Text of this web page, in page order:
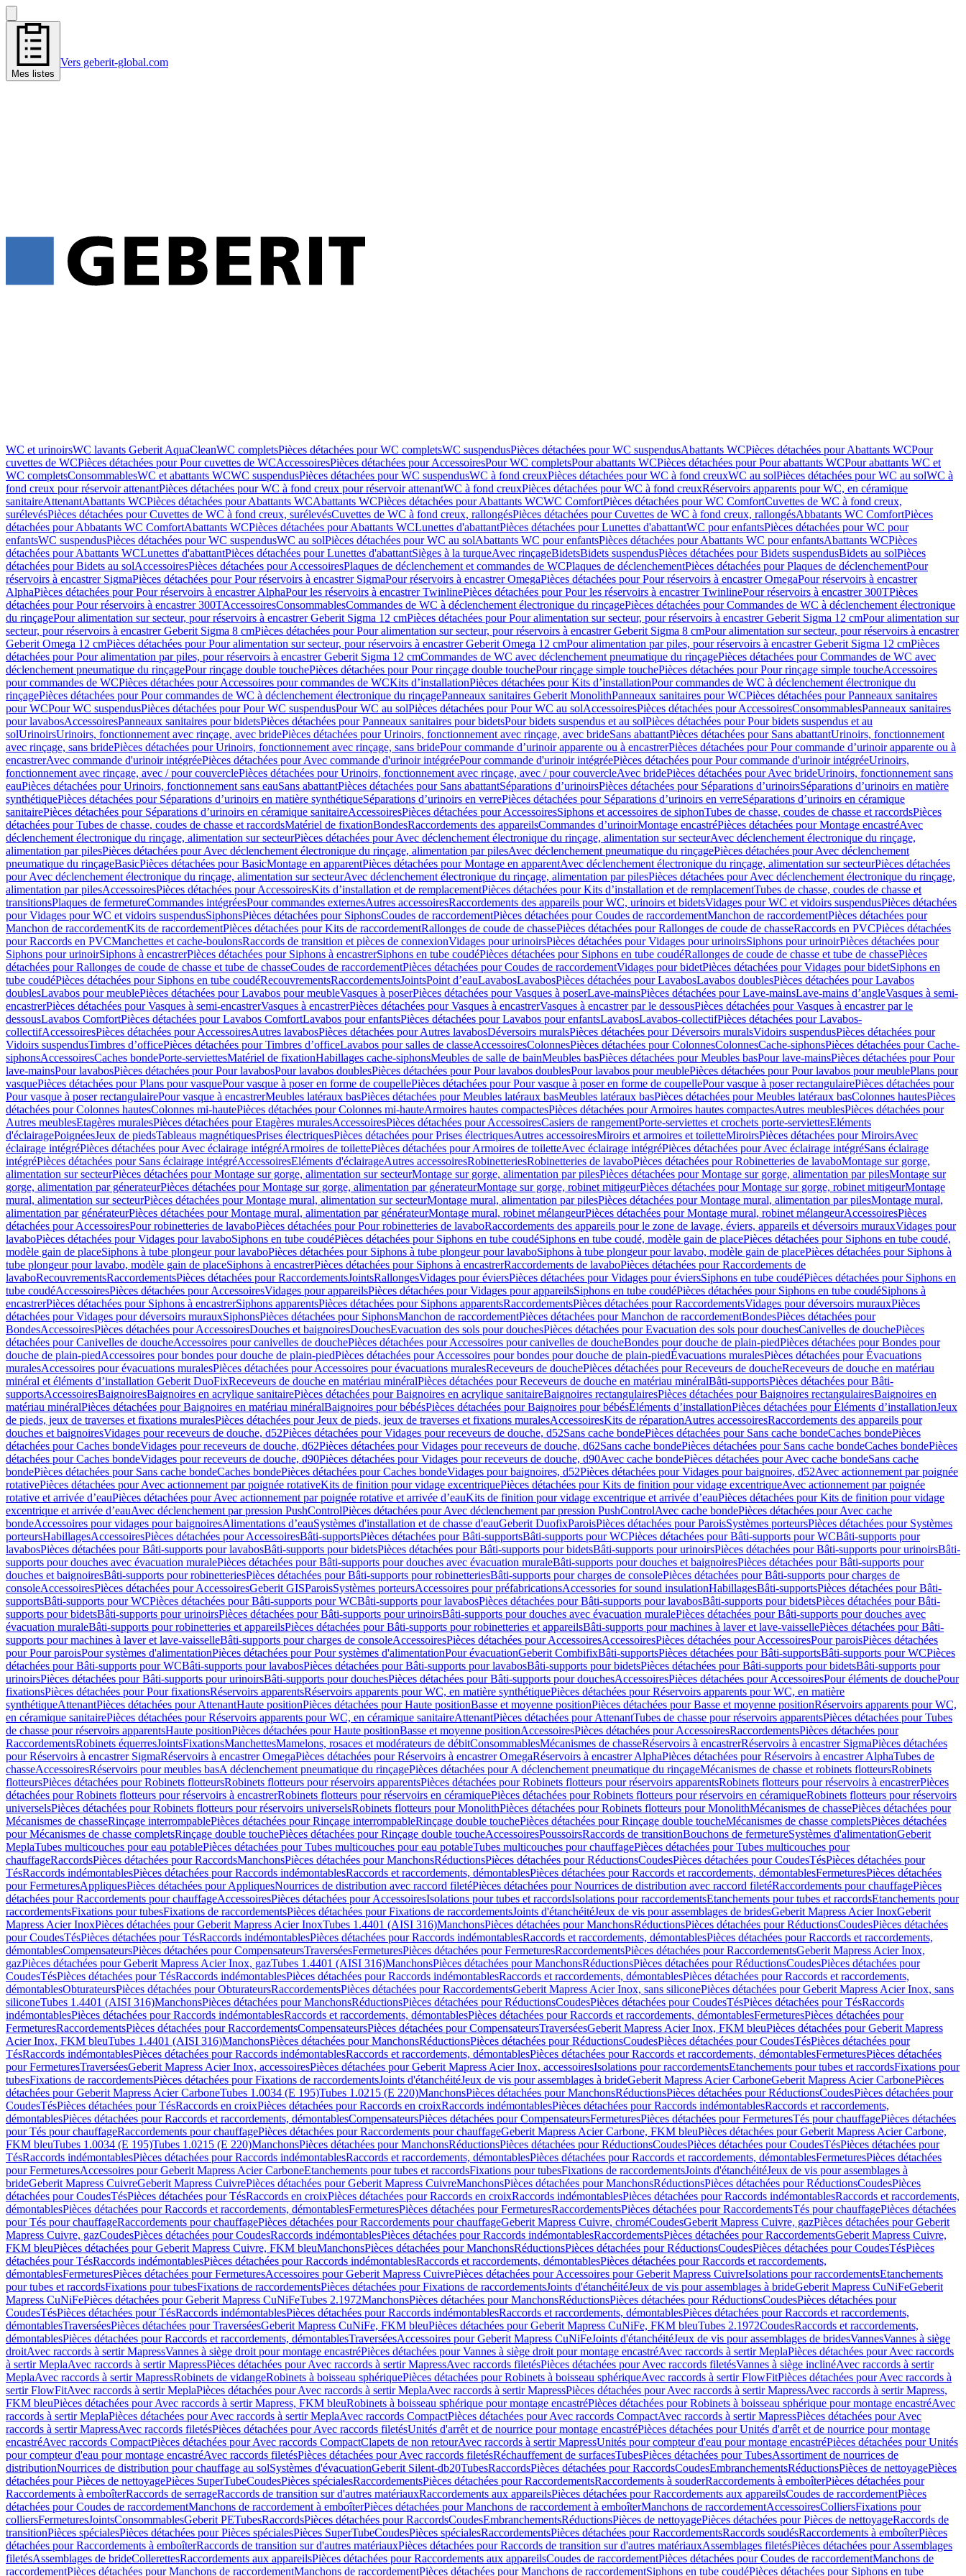
Mes listes
Vers geberit-global.com
WC et urinoirsWC lavants Geberit AquaCleanWC completsPièces détachées pour WC completsWC suspendusPièces détachées pour WC suspendusAbattants WCPièces détachées pour Abattants WCPour
cuvettes de WCPièces détachées pour Pour cuvettes de WCAccessoiresPièces détachées pour AccessoiresPour WC completsPour abattants WCPièces détachées pour Pour abattants WCPour abattants WC et
WC completsConsommablesWC et abattants WCWC suspendusPièces détachées pour WC suspendusWC à fond creuxPièces détachées pour WC à fond creuxWC au solPièces détachées pour WC au solWC à
fond creux pour réservoir attenantPièces détachées pour WC à fond creux pour réservoir attenantWC à fond creuxPièces détachées pour WC à fond creuxRéservoirs apparents pour WC, en céramique
sanitaireAttenantAbattants WCPièces détachées pour Abattants WCAbattants WCPièces détachées pour Abattants WCWC ComfortPièces détachées pour WC ComfortCuvettes de WC à fond creux,
surélevésPièces détachées pour Cuvettes de WC à fond creux, surélevésCuvettes de WC à fond creux, rallongésPièces détachées pour Cuvettes de WC à fond creux, rallongésAbbatants WC ComfortPièces
détachées pour Abbatants WC ComfortAbattants WCPièces détachées pour Abattants WCLunettes d'abattantPièces détachées pour Lunettes d'abattantWC pour enfantsPièces détachées pour WC pour
enfantsWC suspendusPièces détachées pour WC suspendusWC au solPièces détachées pour WC au solAbattants WC pour enfantsPièces détachées pour Abattants WC pour enfantsAbattants WCPièces
détachées pour Abattants WCLunettes d'abattantPièces détachées pour Lunettes d'abattantSièges à la turqueAvec rinçageBidetsBidets suspendusPièces détachées pour Bidets suspendusBidets au solPièces
détachées pour Bidets au solAccessoiresPièces détachées pour AccessoiresPlaques de déclenchement et commandes de WCPlaques de déclenchementPièces détachées pour Plaques de déclenchementPour
réservoirs à encastrer SigmaPièces détachées pour Pour réservoirs à encastrer SigmaPour réservoirs à encastrer OmegaPièces détachées pour Pour réservoirs à encastrer OmegaPour réservoirs à encastrer
AlphaPièces détachées pour Pour réservoirs à encastrer AlphaPour les réservoirs à encastrer TwinlinePièces détachées pour Pour les réservoirs à encastrer TwinlinePour réservoirs à encastrer 300TPièces
détachées pour Pour réservoirs à encastrer 300TAccessoiresConsommablesCommandes de WC à déclenchement électronique du rinçagePièces détachées pour Commandes de WC à déclenchement électronique
du rinçagePour alimentation sur secteur, pour réservoirs à encastrer Geberit Sigma 12 cmPièces détachées pour Pour alimentation sur secteur, pour réservoirs à encastrer Geberit Sigma 12 cmPour alimentation sur
secteur, pour réservoirs à encastrer Geberit Sigma 8 cmPièces détachées pour Pour alimentation sur secteur, pour réservoirs à encastrer Geberit Sigma 8 cmPour alimentation sur secteur, pour réservoirs à encastrer
Geberit Omega 12 cmPièces détachées pour Pour alimentation sur secteur, pour réservoirs à encastrer Geberit Omega 12 cmPour alimentation par piles, pour réservoirs à encastrer Geberit Sigma 12 cmPièces
détachées pour Pour alimentation par piles, pour réservoirs à encastrer Geberit Sigma 12 cmCommandes de WC avec déclenchement pneumatique du rinçagePièces détachées pour Commandes de WC avec
déclenchement pneumatique du rinçagePour rinçage double touchePièces détachées pour Pour rinçage double touchePour rinçage simple touchePièces détachées pour Pour rinçage simple toucheAccessoires
pour commandes de WCPièces détachées pour Accessoires pour commandes de WCKits d’installationPièces détachées pour Kits d’installationPour commandes de WC à déclenchement électronique du
rinçagePièces détachées pour Pour commandes de WC à déclenchement électronique du rinçagePanneaux sanitaires Geberit MonolithPanneaux sanitaires pour WCPièces détachées pour Panneaux sanitaires
pour WCPour WC suspendusPièces détachées pour Pour WC suspendusPour WC au solPièces détachées pour Pour WC au solAccessoiresPièces détachées pour AccessoiresConsommablesPanneaux sanitaires
pour lavabosAccessoiresPanneaux sanitaires pour bidetsPièces détachées pour Panneaux sanitaires pour bidetsPour bidets suspendus et au solPièces détachées pour Pour bidets suspendus et au
solUrinoirsUrinoirs, fonctionnement avec rinçage, avec bridePièces détachées pour Urinoirs, fonctionnement avec rinçage, avec brideSans abattantPièces détachées pour Sans abattantUrinoirs, fonctionnement
avec rinçage, sans bridePièces détachées pour Urinoirs, fonctionnement avec rinçage, sans bridePour commande d’urinoir apparente ou à encastrerPièces détachées pour Pour commande d’urinoir apparente ou à
encastrerAvec commande d'urinoir intégréePièces détachées pour Avec commande d'urinoir intégréePour commande d'urinoir intégréePièces détachées pour Pour commande d'urinoir intégréeUrinoirs,
fonctionnement avec rinçage, avec / pour couverclePièces détachées pour Urinoirs, fonctionnement avec rinçage, avec / pour couvercleAvec bridePièces détachées pour Avec brideUrinoirs, fonctionnement sans
eauPièces détachées pour Urinoirs, fonctionnement sans eauSans abattantPièces détachées pour Sans abattantSéparations d’urinoirsPièces détachées pour Séparations d’urinoirsSéparations d’urinoirs en matière
synthétiquePièces détachées pour Séparations d’urinoirs en matière synthétiqueSéparations d’urinoirs en verrePièces détachées pour Séparations d’urinoirs en verreSéparations d’urinoirs en céramique
sanitairePièces détachées pour Séparations d’urinoirs en céramique sanitaireAccessoiresPièces détachées pour AccessoiresSiphons et accessoires de siphonTubes de chasse, coudes de chasse et raccordsPièces
détachées pour Tubes de chasse, coudes de chasse et raccordsMatériel de fixationBondesRaccordements des appareilsCommandes dʼurinoirMontage encastréPièces détachées pour Montage encastréAvec
déclenchement électronique du rinçage, alimentation sur secteurPièces détachées pour Avec déclenchement électronique du rinçage, alimentation sur secteurAvec déclenchement électronique du rinçage,
alimentation par pilesPièces détachées pour Avec déclenchement électronique du rinçage, alimentation par pilesAvec déclenchement pneumatique du rinçagePièces détachées pour Avec déclenchement
pneumatique du rinçageBasicPièces détachées pour BasicMontage en apparentPièces détachées pour Montage en apparentAvec déclenchement électronique du rinçage, alimentation sur secteurPièces détachées
pour Avec déclenchement électronique du rinçage, alimentation sur secteurAvec déclenchement électronique du rinçage, alimentation par pilesPièces détachées pour Avec déclenchement électronique du rinçage,
alimentation par pilesAccessoiresPièces détachées pour AccessoiresKits d’installation et de remplacementPièces détachées pour Kits d’installation et de remplacementTubes de chasse, coudes de chasse et
transitionsPlaques de fermetureCommandes intégréesPour commandes externesAutres accessoiresRaccordements des appareils pour WC, urinoirs et bidetsVidages pour WC et vidoirs suspendusPièces détachées
pour Vidages pour WC et vidoirs suspendusSiphonsPièces détachées pour SiphonsCoudes de raccordementPièces détachées pour Coudes de raccordementManchon de raccordementPièces détachées pour
Manchon de raccordementKits de raccordementPièces détachées pour Kits de raccordementRallonges de coude de chassePièces détachées pour Rallonges de coude de chasseRaccords en PVCPièces détachées
pour Raccords en PVCManchettes et cache-boulonsRaccords de transition et pièces de connexionVidages pour urinoirsPièces détachées pour Vidages pour urinoirsSiphons pour urinoirPièces détachées pour
Siphons pour urinoirSiphons à encastrerPièces détachées pour Siphons à encastrerSiphons en tube coudéPièces détachées pour Siphons en tube coudéRallonges de coude de chasse et tube de chassePièces
détachées pour Rallonges de coude de chasse et tube de chasseCoudes de raccordementPièces détachées pour Coudes de raccordementVidages pour bidetPièces détachées pour Vidages pour bidetSiphons en
tube coudéPièces détachées pour Siphons en tube coudéRecouvrementsRaccordementsJointsPoint d’eauLavabosLavabosPièces détachées pour LavabosLavabos doublesPièces détachées pour Lavabos
doublesLavabos pour meublePièces détachées pour Lavabos pour meubleVasques à poserPièces détachées pour Vasques à poserLave-mainsPièces détachées pour Lave-mainsLave-mains d’angleVasques à semi-
encastrerPièces détachées pour Vasques à semi-encastrerVasques à encastrerPièces détachées pour Vasques à encastrerVasques à encastrer par le dessousPièces détachées pour Vasques à encastrer par le
dessousLavabos ComfortPièces détachées pour Lavabos ComfortLavabos pour enfantsPièces détachées pour Lavabos pour enfantsLavabosLavabos-collectifPièces détachées pour Lavabos-
collectifAccessoiresPièces détachées pour AccessoiresAutres lavabosPièces détachées pour Autres lavabosDéversoirs muralsPièces détachées pour Déversoirs muralsVidoirs suspendusPièces détachées pour
Vidoirs suspendusTimbres dʼofficePièces détachées pour Timbres dʼofficeLavabos pour salles de classeAccessoiresColonnesPièces détachées pour ColonnesColonnesCache-siphonsPièces détachées pour Cache-
siphonsAccessoiresCaches bondePorte-serviettesMatériel de fixationHabillages cache-siphonsMeubles de salle de bainMeubles basPièces détachées pour Meubles basPour lave-mainsPièces détachées pour Pour
lave-mainsPour lavabosPièces détachées pour Pour lavabosPour lavabos doublesPièces détachées pour Pour lavabos doublesPour lavabos pour meublePièces détachées pour Pour lavabos pour meublePlans pour
vasquePièces détachées pour Plans pour vasquePour vasque à poser en forme de coupellePièces détachées pour Pour vasque à poser en forme de coupellePour vasque à poser rectangulairePièces détachées pour
Pour vasque à poser rectangulairePour vasque à encastrerMeubles latéraux basPièces détachées pour Meubles latéraux basMeubles latéraux basPièces détachées pour Meubles latéraux basColonnes hautesPièces
détachées pour Colonnes hautesColonnes mi-hautePièces détachées pour Colonnes mi-hauteArmoires hautes compactesPièces détachées pour Armoires hautes compactesAutres meublesPièces détachées pour
Autres meublesEtagères muralesPièces détachées pour Etagères muralesAccessoiresPièces détachées pour AccessoiresCasiers de rangementPorte-serviettes et crochets porte-serviettesEléments
d'éclairagePoignéesJeux de piedsTableaus magnétiquesPrises électriquesPièces détachées pour Prises électriquesAutres accessoiresMiroirs et armoires et toiletteMiroirsPièces détachées pour MiroirsAvec
éclairage intégréPièces détachées pour Avec éclairage intégréArmoires de toilettePièces détachées pour Armoires de toiletteAvec éclairage intégréPièces détachées pour Avec éclairage intégréSans éclairage
intégréPièces détachées pour Sans éclairage intégréAccessoiresEléments d'éclairageAutres accessoiresRobinetteriesRobinetteries de lavaboPièces détachées pour Robinetteries de lavaboMontage sur gorge,
alimentation sur secteurPièces détachées pour Montage sur gorge, alimentation sur secteurMontage sur gorge, alimentation par pilesPièces détachées pour Montage sur gorge, alimentation par pilesMontage sur
gorge, alimentation par génerateurPièces détachées pour Montage sur gorge, alimentation par génerateurMontage sur gorge, robinet mitigeurPièces détachées pour Montage sur gorge, robinet mitigeurMontage
mural, alimentation sur secteurPièces détachées pour Montage mural, alimentation sur secteurMontage mural, alimentation par pilesPièces détachées pour Montage mural, alimentation par pilesMontage mural,
alimentation par générateurPièces détachées pour Montage mural, alimentation par générateurMontage mural, robinet mélangeurPièces détachées pour Montage mural, robinet mélangeurAccessoiresPièces
détachées pour AccessoiresPour robinetteries de lavaboPièces détachées pour Pour robinetteries de lavaboRaccordements des appareils pour le zone de lavage, éviers, appareils et déversoirs murauxVidages pour
lavaboPièces détachées pour Vidages pour lavaboSiphons en tube coudéPièces détachées pour Siphons en tube coudéSiphons en tube coudé, modèle gain de placePièces détachées pour Siphons en tube coudé,
modèle gain de placeSiphons à tube plongeur pour lavaboPièces détachées pour Siphons à tube plongeur pour lavaboSiphons à tube plongeur pour lavabo, modèle gain de placePièces détachées pour Siphons à
tube plongeur pour lavabo, modèle gain de placeSiphons à encastrerPièces détachées pour Siphons à encastrerRaccordements de lavaboPièces détachées pour Raccordements de
lavaboRecouvrementsRaccordementsPièces détachées pour RaccordementsJointsRallongesVidages pour éviersPièces détachées pour Vidages pour éviersSiphons en tube coudéPièces détachées pour Siphons en
tube coudéAccessoiresPièces détachées pour AccessoiresVidages pour appareilsPièces détachées pour Vidages pour appareilsSiphons en tube coudéPièces détachées pour Siphons en tube coudéSiphons à
encastrerPièces détachées pour Siphons à encastrerSiphons apparentsPièces détachées pour Siphons apparentsRaccordementsPièces détachées pour RaccordementsVidages pour déversoirs murauxPièces
détachées pour Vidages pour déversoirs murauxSiphonsPièces détachées pour SiphonsManchon de raccordementPièces détachées pour Manchon de raccordementBondesPièces détachées pour
BondesAccessoiresPièces détachées pour AccessoiresDouches et baignoiresDouchesEvacuation des sols pour douchesPièces détachées pour Evacuation des sols pour douchesCanivelles de douchePièces
détachées pour Canivelles de doucheAccessoires pour canivelles de douchePièces détachées pour Accessoires pour canivelles de doucheBondes pour douche de plain-piedPièces détachées pour Bondes pour
douche de plain-piedAccessoires pour bondes pour douche de plain-piedPièces détachées pour Accessoires pour bondes pour douche de plain-piedÉvacuations muralesPièces détachées pour Évacuations
muralesAccessoires pour évacuations muralesPièces détachées pour Accessoires pour évacuations muralesReceveurs de douchePièces détachées pour Receveurs de doucheReceveurs de douche en matériau
minéral et éléments d’installation Geberit DuoFixReceveurs de douche en matériau minéralPièces détachées pour Receveurs de douche en matériau minéralBâti-supportsPièces détachées pour Bâti-
supportsAccessoiresBaignoiresBaignoires en acrylique sanitairePièces détachées pour Baignoires en acrylique sanitaireBaignoires rectangulairesPièces détachées pour Baignoires rectangulairesBaignoires en
matériau minéralPièces détachées pour Baignoires en matériau minéralBaignoires pour bébésPièces détachées pour Baignoires pour bébésÉléments d’installationPièces détachées pour Éléments d’installationJeux
de pieds, jeux de traverses et fixations muralesPièces détachées pour Jeux de pieds, jeux de traverses et fixations muralesAccessoiresKits de réparationAutres accessoiresRaccordements des appareils pour
douches et baignoiresVidages pour receveurs de douche, d52Pièces détachées pour Vidages pour receveurs de douche, d52Sans cache bondePièces détachées pour Sans cache bondeCaches bondePièces
détachées pour Caches bondeVidages pour receveurs de douche, d62Pièces détachées pour Vidages pour receveurs de douche, d62Sans cache bondePièces détachées pour Sans cache bondeCaches bondePièces
détachées pour Caches bondeVidages pour receveurs de douche, d90Pièces détachées pour Vidages pour receveurs de douche, d90Avec cache bondePièces détachées pour Avec cache bondeSans cache
bondePièces détachées pour Sans cache bondeCaches bondePièces détachées pour Caches bondeVidages pour baignoires, d52Pièces détachées pour Vidages pour baignoires, d52Avec actionnement par poignée
rotativePièces détachées pour Avec actionnement par poignée rotativeKits de finition pour vidage excentriquePièces détachées pour Kits de finition pour vidage excentriqueAvec actionnement par poignée
rotative et arrivée d’eauPièces détachées pour Avec actionnement par poignée rotative et arrivée d’eauKits de finition pour vidage excentrique et arrivée d’eauPièces détachées pour Kits de finition pour vidage
excentrique et arrivée d’eauAvec déclenchement par pression PushControlPièces détachées pour Avec déclenchement par pression PushControlAvec cache bondePièces détachées pour Avec cache
bondeAccessoires pour vidages pour baignoiresAlimentations d’eauSystèmes d'installation et de chasse d'eauGeberit DuofixParoisPièces détachées pour ParoisSystèmes porteursPièces détachées pour Systèmes
porteursHabillagesAccessoiresPièces détachées pour AccessoiresBâti-supportsPièces détachées pour Bâti-supportsBâti-supports pour WCPièces détachées pour Bâti-supports pour WCBâti-supports pour
lavabosPièces détachées pour Bâti-supports pour lavabosBâti-supports pour bidetsPièces détachées pour Bâti-supports pour bidetsBâti-supports pour urinoirsPièces détachées pour Bâti-supports pour urinoirsBâti-
supports pour douches avec évacuation muralePièces détachées pour Bâti-supports pour douches avec évacuation muraleBâti-supports pour douches et baignoiresPièces détachées pour Bâti-supports pour
douches et baignoiresBâti-supports pour robinetteriesPièces détachées pour Bâti-supports pour robinetteriesBâti-supports pour charges de consolePièces détachées pour Bâti-supports pour charges de
consoleAccessoiresPièces détachées pour AccessoiresGeberit GISParoisSystèmes porteursAccessoires pour préfabricationsAccessories for sound insulationHabillagesBâti-supportsPièces détachées pour Bâti-
supportsBâti-supports pour WCPièces détachées pour Bâti-supports pour WCBâti-supports pour lavabosPièces détachées pour Bâti-supports pour lavabosBâti-supports pour bidetsPièces détachées pour Bâti-
supports pour bidetsBâti-supports pour urinoirsPièces détachées pour Bâti-supports pour urinoirsBâti-supports pour douches avec évacuation muralePièces détachées pour Bâti-supports pour douches avec
évacuation muraleBâti-supports pour robinetteries et appareilsPièces détachées pour Bâti-supports pour robinetteries et appareilsBâti-supports pour machines à laver et lave-vaissellePièces détachées pour Bâti-
supports pour machines à laver et lave-vaisselleBâti-supports pour charges de consoleAccessoiresPièces détachées pour AccessoiresAccessoiresPièces détachées pour AccessoiresPour paroisPièces détachées
pour Pour paroisPour systèmes d'alimentationPièces détachées pour Pour systèmes d'alimentationPour évacuationGeberit CombifixBâti-supportsPièces détachées pour Bâti-supportsBâti-supports pour WCPièces
détachées pour Bâti-supports pour WCBâti-supports pour lavabosPièces détachées pour Bâti-supports pour lavabosBâti-supports pour bidetsPièces détachées pour Bâti-supports pour bidetsBâti-supports pour
urinoirsPièces détachées pour Bâti-supports pour urinoirsBâti-supports pour douchesPièces détachées pour Bâti-supports pour douchesAccessoiresPièces détachées pour AccessoiresPour éléments de douchePour
fixationsPièces détachées pour Pour fixationsRéservoirs apparentsRéservoirs apparents pour WC, en matière synthétiquePièces détachées pour Réservoirs apparents pour WC, en matière
synthétiqueAttenantPièces détachées pour AttenantHaute positionPièces détachées pour Haute positionBasse et moyenne positionPièces détachées pour Basse et moyenne positionRéservoirs apparents pour WC,
en céramique sanitairePièces détachées pour Réservoirs apparents pour WC, en céramique sanitaireAttenantPièces détachées pour AttenantTubes de chasse pour réservoirs apparentsPièces détachées pour Tubes
de chasse pour réservoirs apparentsHaute positionPièces détachées pour Haute positionBasse et moyenne positionAccessoiresPièces détachées pour AccessoiresRaccordementsPièces détachées pour
RaccordementsRobinets équerresJointsFixationsManchettesMamelons, rosaces et modérateurs de débitConsommablesMécanismes de chasseRéservoirs à encastrerRéservoirs à encastrer SigmaPièces détachées
pour Réservoirs à encastrer SigmaRéservoirs à encastrer OmegaPièces détachées pour Réservoirs à encastrer OmegaRéservoirs à encastrer AlphaPièces détachées pour Réservoirs à encastrer AlphaTubes de
chasseAccessoiresRéservoirs pour meubles basA déclenchement pneumatique du rinçagePièces détachées pour A déclenchement pneumatique du rinçageMécanismes de chasse et robinets flotteursRobinets
flotteursPièces détachées pour Robinets flotteursRobinets flotteurs pour réservoirs apparentsPièces détachées pour Robinets flotteurs pour réservoirs apparentsRobinets flotteurs pour réservoirs à encastrerPièces
détachées pour Robinets flotteurs pour réservoirs à encastrerRobinets flotteurs pour réservoirs en céramiquePièces détachées pour Robinets flotteurs pour réservoirs en céramiqueRobinets flotteurs pour réservoirs
universelsPièces détachées pour Robinets flotteurs pour réservoirs universelsRobinets flotteurs pour MonolithPièces détachées pour Robinets flotteurs pour MonolithMécanismes de chassePièces détachées pour
Mécanismes de chasseRinçage interrompablePièces détachées pour Rinçage interrompableRinçage double touchePièces détachées pour Rinçage double toucheMécanismes de chasse completsPièces détachées
pour Mécanismes de chasse completsRinçage double touchePièces détachées pour Rinçage double toucheAccessoiresPoussoirsRaccords de transitionBouchons de fermetureSystèmes d'alimentationGeberit
MeplaTubes multicouches pour eau potablePièces détachées pour Tubes multicouches pour eau potableTubes multicouches pour chauffagePièces détachées pour Tubes multicouches pour
chauffageRaccordsPièces détachées pour RaccordsManchonsPièces détachées pour ManchonsRéductionsPièces détachées pour RéductionsCoudesPièces détachées pour CoudesTésPièces détachées pour
TésRaccords indémontablesPièces détachées pour Raccords indémontablesRaccords et raccordements, démontablesPièces détachées pour Raccords et raccordements, démontablesFermeturesPièces détachées
pour FermeturesAppliquesPièces détachées pour AppliquesNourrices de distribution avec raccord filetéPièces détachées pour Nourrices de distribution avec raccord filetéRaccordements pour chauffagePièces
détachées pour Raccordements pour chauffageAccessoiresPièces détachées pour AccessoiresIsolations pour tubes et raccordsIsolations pour raccordementsEtanchements pour tubes et raccordsEtanchements pour
raccordementsFixations pour tubesFixations de raccordementsPièces détachées pour Fixations de raccordementsJoints d'étanchéitéJeux de vis pour assemblages de bridesGeberit Mapress Acier InoxGeberit
Mapress Acier InoxPièces détachées pour Geberit Mapress Acier InoxTubes 1.4401 (AISI 316)ManchonsPièces détachées pour ManchonsRéductionsPièces détachées pour RéductionsCoudesPièces détachées
pour CoudesTésPièces détachées pour TésRaccords indémontablesPièces détachées pour Raccords indémontablesRaccords et raccordements, démontablesPièces détachées pour Raccords et raccordements,
démontablesCompensateursPièces détachées pour CompensateursTraverséesFermeturesPièces détachées pour FermeturesRaccordementsPièces détachées pour RaccordementsGeberit Mapress Acier Inox,
gazPièces détachées pour Geberit Mapress Acier Inox, gazTubes 1.4401 (AISI 316)ManchonsPièces détachées pour ManchonsRéductionsPièces détachées pour RéductionsCoudesPièces détachées pour
CoudesTésPièces détachées pour TésRaccords indémontablesPièces détachées pour Raccords indémontablesRaccords et raccordements, démontablesPièces détachées pour Raccords et raccordements,
démontablesObturateursPièces détachées pour ObturateursRaccordementsPièces détachées pour RaccordementsGeberit Mapress Acier Inox, sans siliconePièces détachées pour Geberit Mapress Acier Inox, sans
siliconeTubes 1.4401 (AISI 316)ManchonsPièces détachées pour ManchonsRéductionsPièces détachées pour RéductionsCoudesPièces détachées pour CoudesTésPièces détachées pour TésRaccords
indémontablesPièces détachées pour Raccords indémontablesRaccords et raccordements, démontablesPièces détachées pour Raccords et raccordements, démontablesFermeturesPièces détachées pour
FermeturesRaccordementsPièces détachées pour RaccordementsCompensateursPièces détachées pour CompensateursTraverséesGeberit Mapress Acier Inox, FKM bleuPièces détachées pour Geberit Mapress
Acier Inox, FKM bleuTubes 1.4401 (AISI 316)ManchonsPièces détachées pour ManchonsRéductionsPièces détachées pour RéductionsCoudesPièces détachées pour CoudesTésPièces détachées pour
TésRaccords indémontablesPièces détachées pour Raccords indémontablesRaccords et raccordements, démontablesPièces détachées pour Raccords et raccordements, démontablesFermeturesPièces détachées
pour FermeturesTraverséesGeberit Mapress Acier Inox, accessoiresPièces détachées pour Geberit Mapress Acier Inox, accessoiresIsolations pour raccordementsEtanchements pour tubes et raccordsFixations pour
tubesFixations de raccordementsPièces détachées pour Fixations de raccordementsJoints d'étanchéitéJeux de vis pour assemblages à brideGeberit Mapress Acier CarboneGeberit Mapress Acier CarbonePièces
détachées pour Geberit Mapress Acier CarboneTubes 1.0034 (E 195)Tubes 1.0215 (E 220)ManchonsPièces détachées pour ManchonsRéductionsPièces détachées pour RéductionsCoudesPièces détachées pour
CoudesTésPièces détachées pour TésRaccords en croixPièces détachées pour Raccords en croixRaccords indémontablesPièces détachées pour Raccords indémontablesRaccords et raccordements,
démontablesPièces détachées pour Raccords et raccordements, démontablesCompensateursPièces détachées pour CompensateursFermeturesPièces détachées pour FermeturesTés pour chauffagePièces détachées
pour Tés pour chauffageRaccordements pour chauffagePièces détachées pour Raccordements pour chauffageGeberit Mapress Acier Carbone, FKM bleuPièces détachées pour Geberit Mapress Acier Carbone,
FKM bleuTubes 1.0034 (E 195)Tubes 1.0215 (E 220)ManchonsPièces détachées pour ManchonsRéductionsPièces détachées pour RéductionsCoudesPièces détachées pour CoudesTésPièces détachées pour
TésRaccords indémontablesPièces détachées pour Raccords indémontablesRaccords et raccordements, démontablesPièces détachées pour Raccords et raccordements, démontablesFermeturesPièces détachées
pour FermeturesAccessoires pour Geberit Mapress Acier CarboneEtanchements pour tubes et raccordsFixations pour tubesFixations de raccordementsJoints d'étanchéitéJeux de vis pour assemblages à
brideGeberit Mapress CuivreGeberit Mapress CuivrePièces détachées pour Geberit Mapress CuivreManchonsPièces détachées pour ManchonsRéductionsPièces détachées pour RéductionsCoudesPièces
détachées pour CoudesTésPièces détachées pour TésRaccords en croixPièces détachées pour Raccords en croixRaccords indémontablesPièces détachées pour Raccords indémontablesRaccords et raccordements,
démontablesPièces détachées pour Raccords et raccordements, démontablesFermeturesPièces détachées pour FermeturesRaccordementsPièces détachées pour RaccordementsTés pour chauffagePièces détachées
pour Tés pour chauffageRaccordements pour chauffagePièces détachées pour Raccordements pour chauffageGeberit Mapress Cuivre, chroméCoudesGeberit Mapress Cuivre, gazPièces détachées pour Geberit
Mapress Cuivre, gazCoudesPièces détachées pour CoudesRaccords indémontablesPièces détachées pour Raccords indémontablesRaccordementsPièces détachées pour RaccordementsGeberit Mapress Cuivre,
FKM bleuPièces détachées pour Geberit Mapress Cuivre, FKM bleuManchonsPièces détachées pour ManchonsRéductionsPièces détachées pour RéductionsCoudesPièces détachées pour CoudesTésPièces
détachées pour TésRaccords indémontablesPièces détachées pour Raccords indémontablesRaccords et raccordements, démontablesPièces détachées pour Raccords et raccordements,
démontablesFermeturesPièces détachées pour FermeturesAccessoires pour Geberit Mapress CuivrePièces détachées pour Accessoires pour Geberit Mapress CuivreIsolations pour raccordementsEtanchements
pour tubes et raccordsFixations pour tubesFixations de raccordementsPièces détachées pour Fixations de raccordementsJoints d'étanchéitéJeux de vis pour assemblages à brideGeberit Mapress CuNiFeGeberit
Mapress CuNiFePièces détachées pour Geberit Mapress CuNiFeTubes 2.1972ManchonsPièces détachées pour ManchonsRéductionsPièces détachées pour RéductionsCoudesPièces détachées pour
CoudesTésPièces détachées pour TésRaccords indémontablesPièces détachées pour Raccords indémontablesRaccords et raccordements, démontablesPièces détachées pour Raccords et raccordements,
démontablesTraverséesPièces détachées pour TraverséesGeberit Mapress CuNiFe, FKM bleuPièces détachées pour Geberit Mapress CuNiFe, FKM bleuTubes 2.1972CoudesRaccords et raccordements,
démontablesPièces détachées pour Raccords et raccordements, démontablesTraverséesAccessoires pour Geberit Mapress CuNiFeJoints d'étanchéitéJeux de vis pour assemblages de bridesVannesVannes à siège
droitAvec raccords à sertir MapressVannes à siège droit pour montage encastréPièces détachées pour Vannes à siège droit pour montage encastréAvec raccords à sertir MeplaPièces détachées pour Avec raccords
à sertir MeplaAvec raccords à sertir MapressPièces détachées pour Avec raccords à sertir MapressAvec raccords filetésPièces détachées pour Avec raccords filetésVannes à siège inclinéAvec raccords à sertir
MeplaAvec raccords à sertir MapressRobinets de vidangeRobinets à boisseau sphériquePièces détachées pour Robinets à boisseau sphériqueAvec raccords à sertir FlowFitPièces détachées pour Avec raccords à
sertir FlowFitAvec raccords à sertir MeplaPièces détachées pour Avec raccords à sertir MeplaAvec raccords à sertir MapressPièces détachées pour Avec raccords à sertir MapressAvec raccords à sertir Mapress,
FKM bleuPièces détachées pour Avec raccords à sertir Mapress, FKM bleuRobinets à boisseau sphérique pour montage encastréPièces détachées pour Robinets à boisseau sphérique pour montage encastréAvec
raccords à sertir MeplaPièces détachées pour Avec raccords à sertir MeplaAvec raccords CompactPièces détachées pour Avec raccords CompactAvec raccords à sertir MapressPièces détachées pour Avec
raccords à sertir MapressAvec raccords filetésPièces détachées pour Avec raccords filetésUnités d'arrêt et de nourrice pour montage encastréPièces détachées pour Unités d'arrêt et de nourrice pour montage
encastréAvec raccords CompactPièces détachées pour Avec raccords CompactClapets de non retourAvec raccords à sertir MapressUnités pour compteur d'eau pour montage encastréPièces détachées pour Unités
pour compteur d'eau pour montage encastréAvec raccords filetésPièces détachées pour Avec raccords filetésRéchauffement de surfacesTubesPièces détachées pour TubesAssortiment de nourrices de
distributionNourrices de distribution pour chauffage au solSystèmes d'évacuationGeberit Silent-db20TubesRaccordsPièces détachées pour RaccordsCoudesEmbranchementsRéductionsPièces de nettoyagePièces
détachées pour Pièces de nettoyagePièces SuperTubeCoudesPièces spécialesRaccordementsPièces détachées pour RaccordementsRaccordements à souderRaccordements à emboîterPièces détachées pour
Raccordements à emboîterRaccords de serrageRaccords de transition sur d'autres matériauxRaccordements aux appareilsPièces détachées pour Raccordements aux appareilsCoudes de raccordementPièces
détachées pour Coudes de raccordementManchons de raccordement à emboîterPièces détachées pour Manchons de raccordement à emboîterManchons de raccordementAccessoiresColliersFixations pour
colliersFermeturesJointsConsommablesGeberit PETubesRaccordsPièces détachées pour RaccordsCoudesEmbranchementsRéductionsPièces de nettoyagePièces détachées pour Pièces de nettoyageRaccords de
transitionPièces spécialesPièces détachées pour Pièces spécialesPièces SuperTubeCoudesPièces spécialesRaccordementsPièces détachées pour RaccordementsRaccords soudésRaccordements à emboîterPièces
détachées pour Raccordements à emboîterRaccords de transition sur d'autres matériauxPièces détachées pour Raccords de transition sur d'autres matériauxAssemblages filetésPièces détachées pour Assemblages
filetésAssemblages de brideCollerettesRaccordements aux appareilsPièces détachées pour Raccordements aux appareilsCoudes de raccordementPièces détachées pour Coudes de raccordementManchons de
raccordementPièces détachées pour Manchons de raccordementManchons de raccordementPièces détachées pour Manchons de raccordementSiphons en tube coudéPièces détachées pour Siphons en tube